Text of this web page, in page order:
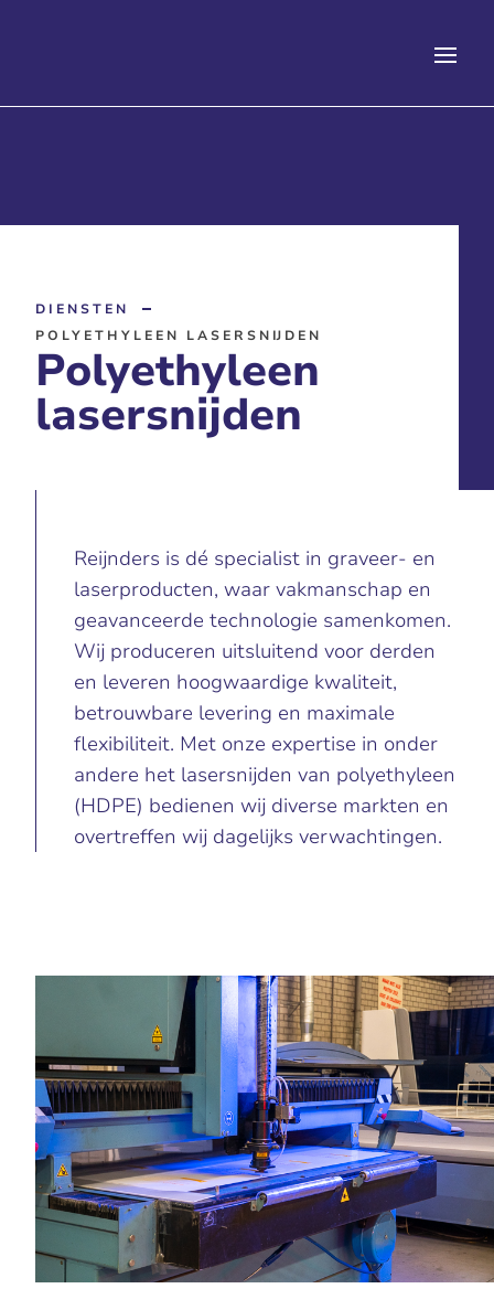
DIENSTEN
POLYETHYLEEN LASERSNIJDEN
Polyethyleen
lasersnijden
Reijnders is dé specialist in graveer- en
laserproducten, waar vakmanschap en
geavanceerde technologie samenkomen.
Wij produceren uitsluitend voor derden
en leveren hoogwaardige kwaliteit,
betrouwbare levering en maximale
flexibiliteit. Met onze expertise in onder
andere het lasersnijden van polyethyleen
(HDPE) bedienen wij diverse markten en
overtreffen wij dagelijks verwachtingen.